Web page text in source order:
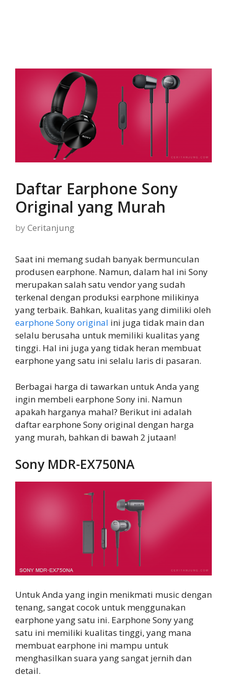
Daftar Earphone Sony
Original yang Murah
by Ceritanjung
Saat ini memang sudah banyak bermunculan
produsen earphone. Namun, dalam hal ini Sony
merupakan salah satu vendor yang sudah
terkenal dengan produksi earphone milikinya
yang terbaik. Bahkan, kualitas yang dimiliki oleh
earphone Sony original ini juga tidak main dan
selalu berusaha untuk memiliki kualitas yang
tinggi. Hal ini juga yang tidak heran membuat
earphone yang satu ini selalu laris di pasaran.
Berbagai harga di tawarkan untuk Anda yang
ingin membeli earphone Sony ini. Namun
apakah harganya mahal? Berikut ini adalah
daftar earphone Sony original dengan harga
yang murah, bahkan di bawah 2 jutaan!
Sony MDR-EX750NA
Untuk Anda yang ingin menikmati music dengan
tenang, sangat cocok untuk menggunakan
earphone yang satu ini. Earphone Sony yang
satu ini memiliki kualitas tinggi, yang mana
membuat earphone ini mampu untuk
menghasilkan suara yang sangat jernih dan
detail.